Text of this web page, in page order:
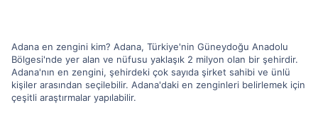
Adana en zengini kim? Adana, Türkiye'nin Güneydoğu Anadolu
Bölgesi'nde yer alan ve nüfusu yaklaşık 2 milyon olan bir şehirdir.
Adana'nın en zengini, şehirdeki çok sayıda şirket sahibi ve ünlü
kişiler arasından seçilebilir. Adana'daki en zenginleri belirlemek için
çeşitli araştırmalar yapılabilir.